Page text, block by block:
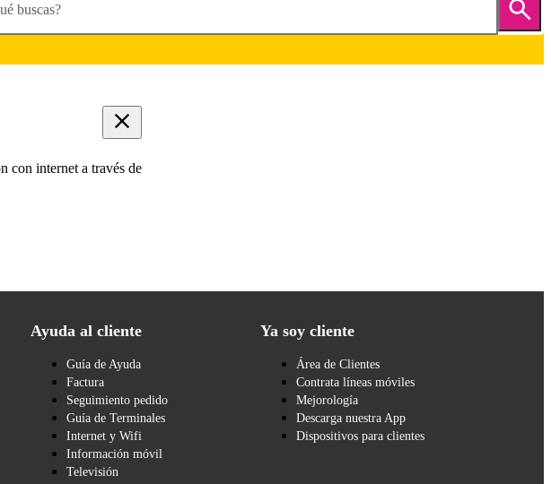
buscas?
con internet a través de
Ayuda al cliente
Guía de Ayuda
Factura
Seguimiento pedido
Guía de Terminales
Internet y Wifi
Información móvil
Televisión
Ya soy cliente
Área de Clientes
Contrata líneas móviles
Mejorología
Descarga nuestra App
Dispositivos para clientes